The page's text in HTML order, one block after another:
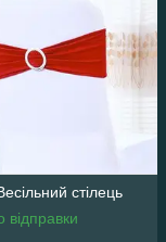
стілець
відправки